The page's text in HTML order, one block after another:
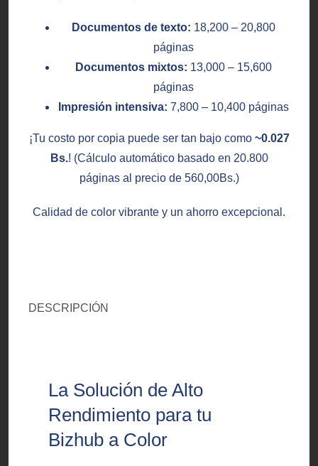
Documentos de texto: 18,200 – 20,800
páginas
Documentos mixtos: 13,000 – 15,600
páginas
Impresión intensiva: 7,800 – 10,400 páginas
¡Tu costo por copia puede ser tan bajo como ~0.027
Bs.! (Cálculo automático basado en 20.800
páginas al precio de 560,00Bs.)
Calidad de color vibrante y un ahorro excepcional.
DESCRIPCIÓN
La Solución de Alto
Rendimiento para tu
Bizhub a Color